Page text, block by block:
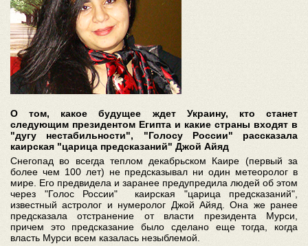
О том, какое будущее ждет Украину, кто станет
следующим президентом Египта и какие страны входят в
"дугу нестабильности", "Голосу России" рассказала
каирская "царица предсказаний" Джой Айяд
Снегопад во всегда теплом декабрьском Каире (первый за
более чем 100 лет) не предсказывал ни один метеоролог в
мире. Его предвидела и заранее предупредила людей об этом
через "Голос России" каирская "царица предсказаний",
известный астролог и нумеролог Джой Айяд. Она же ранее
предсказала отстранение от власти президента Мурси,
причем это предсказание было сделано еще тогда, когда
власть Мурси всем казалась незыблемой.